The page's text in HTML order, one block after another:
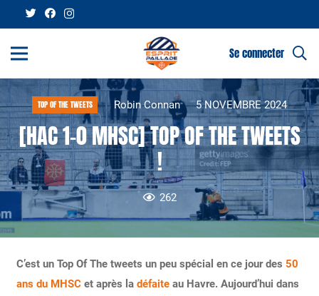
Se connecter
TOP OF THE TWEETS Robin Connan 5 NOVEMBRE 2024
[HAC 1-0 MHSC] TOP OF THE TWEETS
!
262
C’est un Top Of The tweets un peu spécial en ce jour des 50
ans du MHSCet après la défaiteau Havre. Aujourd’hui dans